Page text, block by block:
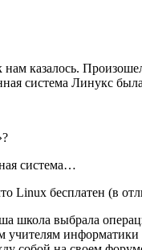
нам казалось.
система Линукс
система…
бесплатен (в
школа выбрала